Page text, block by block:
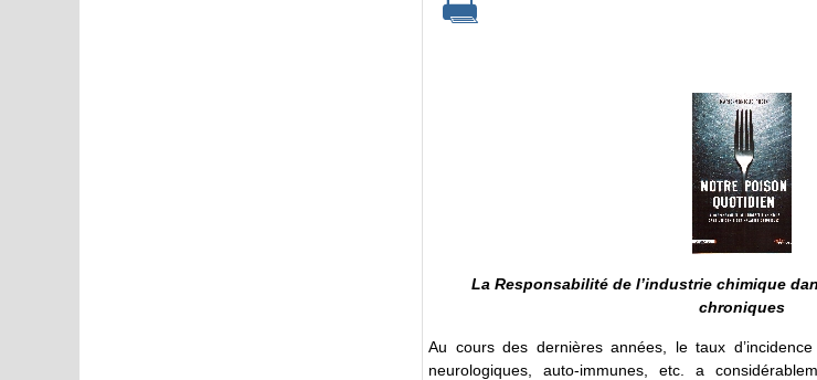
La Responsabilité de l’industrie chimique
chroniques
Au cours des dernières années, le taux
neurologiques, auto-immunes, etc. a